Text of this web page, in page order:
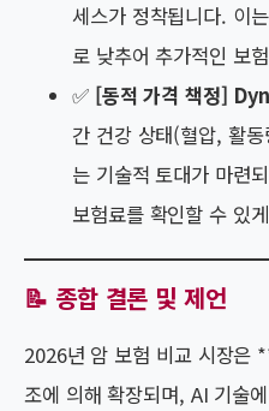
세스가 정착됩니다. 이
로 낮추어 추가적인 보
✅ [동적 가격 책정]
간 건강 상태(혈압, 활
는 기술적 토대가 마련
보험료를 확인할 수 있
📝 종합 결론 및 제언
2026년 암 보험 비교 시장은
조에 의해 확장되며, AI 기술